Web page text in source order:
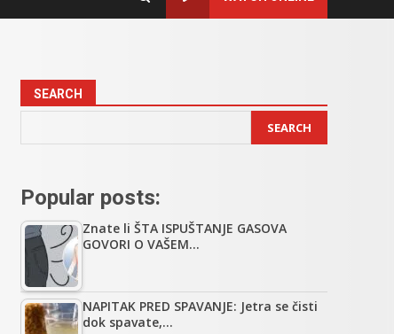
SEARCH
SEARCH
Popular posts:
Znate li ŠTA ISPUŠTANJE GASOVA
GOVORI O VAŠEM…
NAPITAK PRED SPAVANJE: Jetra se čisti
dok spavate,…